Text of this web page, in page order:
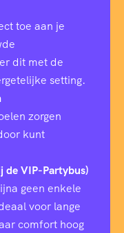
toe aan je
dit met de
setting.
zorgen
kunt
de VIP-Partybus)
geen enkele
voor lange
comfort hoog